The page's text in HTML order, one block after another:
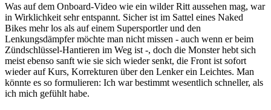
Was auf dem Onboard-Video wie ein wilder Ritt aussehen mag, war
in Wirklichkeit sehr entspannt. Sicher ist im Sattel eines Naked
Bikes mehr los als auf einem Supersportler und den
Lenkungsdämpfer möchte man nicht missen - auch wenn er beim
Zündschlüssel-Hantieren im Weg ist -, doch die Monster hebt sich
meist ebenso sanft wie sie sich wieder senkt, die Front ist sofort
wieder auf Kurs, Korrekturen über den Lenker ein Leichtes. Man
könnte es so formulieren: Ich war bestimmt wesentlich schneller, als
ich mich gefühlt habe.